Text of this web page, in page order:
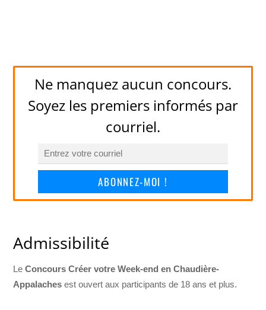
Ne manquez aucun concours.
Soyez les premiers informés par
courriel.
ABONNEZ-MOI !
Admissibilité
LeConcours Créer votre Week-end en Chaudière-
Appalaches est ouvert aux participants de 18 ans et plus.